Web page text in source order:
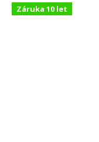
Záruka 10 let